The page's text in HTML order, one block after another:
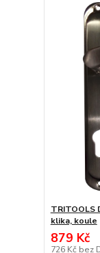
TRITOOLS
klika, koule
879 Kč
726 Kč bez